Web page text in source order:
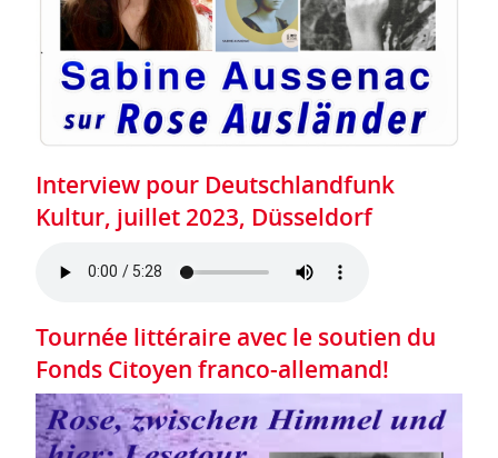
Interview pour Deutschlandfunk
Kultur, juillet 2023, Düsseldorf
Tournée littéraire avec le soutien du
Fonds Citoyen franco-allemand!